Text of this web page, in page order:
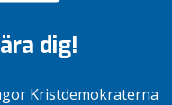
dig!
Kristdemokraterna